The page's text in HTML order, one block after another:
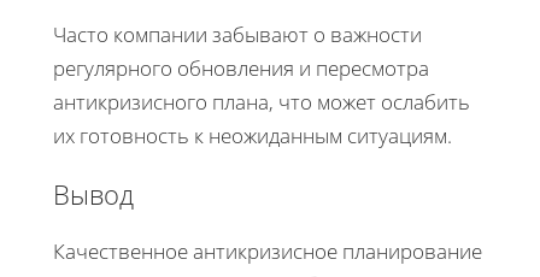
Часто компании забывают о важности
регулярного обновления и пересмотра
антикризисного плана, что может ослабить
их готовность к неожиданным ситуациям.
Вывод
Качественное антикризисное планирование